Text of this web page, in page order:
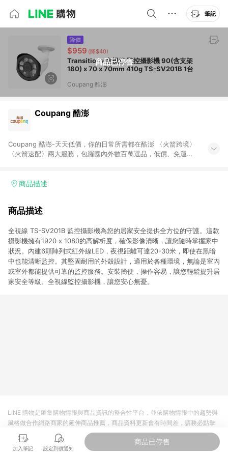
筆記
商品已停售
降價
$959 (降$40)
Transitions 全視線 監控攝影機 90(含支架
180) x 70 x 70mm 410g TS-SV201B 1台
Coupang 酷澎
Coupang 酷澎
Coupang 酷澎-天天低價，你的日常所需都在酷澎 〈火箭跨境〉
〈火箭速配〉兩大服務，包羅國內外數百萬選品，低價、免運，
加入WOW會員告別湊免運，火箭速配、火箭跨境優質選品不限金
商品描述
商品描述
全視線 TS-SV201B 監控攝影機為您的居家安全提供全方位的守護。這款
攝影機擁有1920 x 1080的高解析度，確保影像清晰，讓您隨時掌握家中
狀況。內建6顆陣列式紅外線LED，夜視距離可達20-30米，即使在黑暗
中也能清晰監控。其堅固耐用的外殼設計，適用於各種環境，無論是室內
或室外都能提供可靠的監控服務。安裝簡便，操作容易，讓您輕鬆提升居
家安全等級。全視線監控攝影機，讓您安心無憂。
加入筆記 設定到價通知
商品已停售
LINE 購物是匯集購物情報與商品資訊的整合性平台，並依購物情報中的趨勢與
風格做合作網路商家的延伸商品推薦，商品資料更新會有時間差，請務必點擊
商品至各合作網路商家，確認現售價與購物條件，一切資訊以合作廠商網頁為
準。